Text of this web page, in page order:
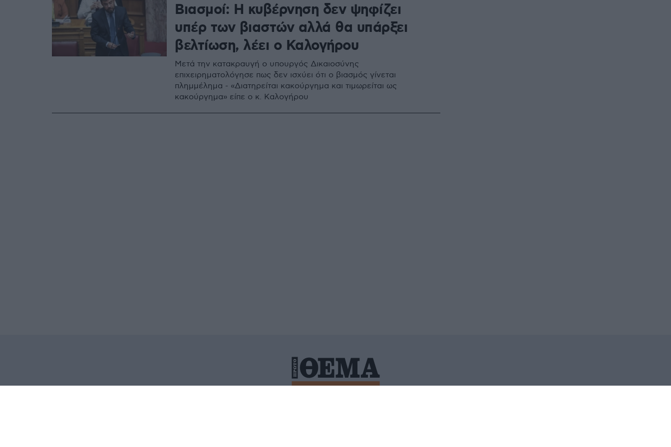
Βιασμοί: Η κυβέρνηση δεν ψηφίζει
υπέρ των βιαστών αλλά θα υπάρξει
βελτίωση, λέει ο Καλογήρου
Μετά την κατακραυγή ο υπουργός Δικαιοσύνης
επιχειρηματολόγησε πως δεν ισχύει ότι ο βιασμός γίνεται
πλημμέλημα - «Διατηρείται κακούργημα και τιμωρείται ως
κακούργημα» είπε ο κ. Καλογήρου